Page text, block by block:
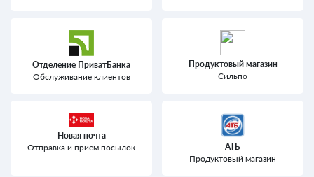
Отделение ПриватБанка
Обслуживание клиентов
Продуктовый магазин
Сильпо
Новая почта
Отправка и прием посылок
АТБ
Продуктовый магазин